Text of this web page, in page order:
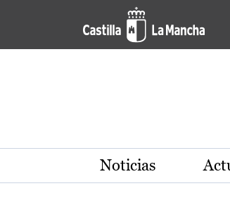
Pasar al contenido principal
Actualidad de la
Noticias